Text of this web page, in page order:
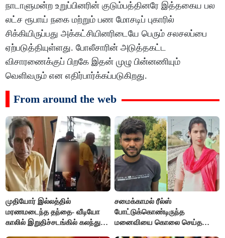
நாடாளுமன்ற உறுப்பினரின் குடும்பத்தினரே இத்தகைய பல
லட்ச ரூபாய் நகை மற்றும் பண மோசடிப் புகாரில்
சிக்கியிருப்பது அக்கட்சியினரிடையே பெரும் சலசலப்பை
ஏற்படுத்தியுள்ளது. போலீசாரின் அடுத்தகட்ட
விசாரணைக்குப் பிறகே இதன் முழு பின்னணியும்
வெளிவரும் என எதிர்பார்க்கப்படுகிறது.
From around the web
முதியோர் இல்லத்தில்
மரணமடைந்த தந்தை- வீடியோ
காலில் இறுதிச்சடங்கில் கலந்து
சமைக்காமல் ரீல்ஸ்
போட்டுக்கொண்டிருந்த
மனைவியை கொலை செய்த